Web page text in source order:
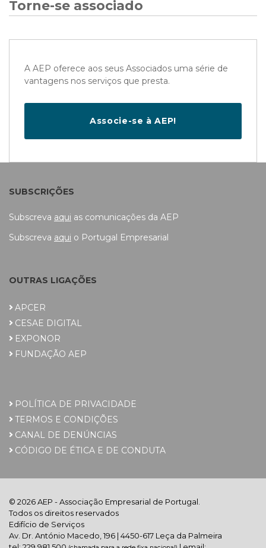
Torne-se associado
A AEP oferece aos seus Associados uma série de
vantagens nos serviços que presta.
Associe-se à AEP!
SUBSCRIÇÕES
Subscreva aqui as comunicações da AEP
Subscreva aqui o Portugal Empresarial
OUTRAS LIGAÇÕES
APCER
CESAE DIGITAL
EXPONOR
FUNDAÇÃO AEP
POLÍTICA DE PRIVACIDADE
TERMOS E CONDIÇÕES
CANAL DE DENÚNCIAS
CÓDIGO DE ÉTICA E DE CONDUTA
© 2026 AEP - Associação Empresarial de Portugal.
Todos os direitos reservados
Edifício de Serviços
Av. Dr. António Macedo, 196 | 4450-617 Leça da Palmeira